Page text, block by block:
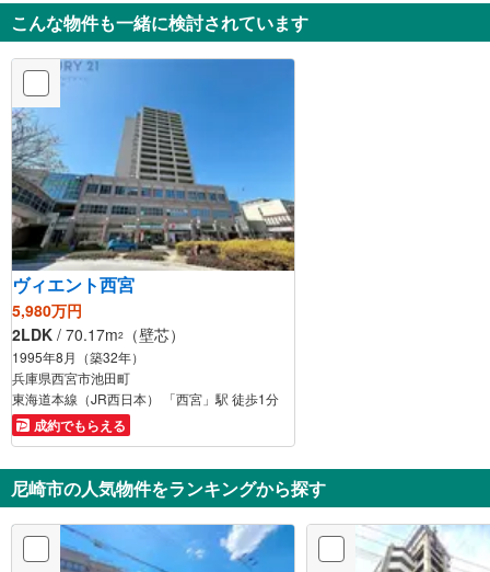
こんな物件も一緒に検討されています
ヴィエント西宮
5,980万円
2LDK / 70.17m2 （壁芯）
1995年8月（築32年）
兵庫県西宮市池田町
東海道本線（JR西日本） 「西宮」駅 徒歩1分
成約でもらえる
尼崎市の人気物件をランキングから探す